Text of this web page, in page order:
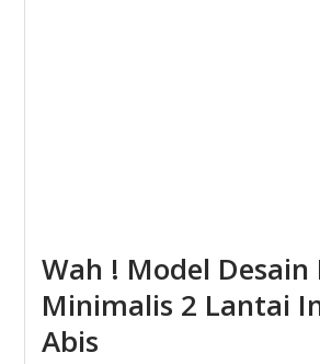
Wah ! Model Desain
Minimalis 2 Lantai
Abis